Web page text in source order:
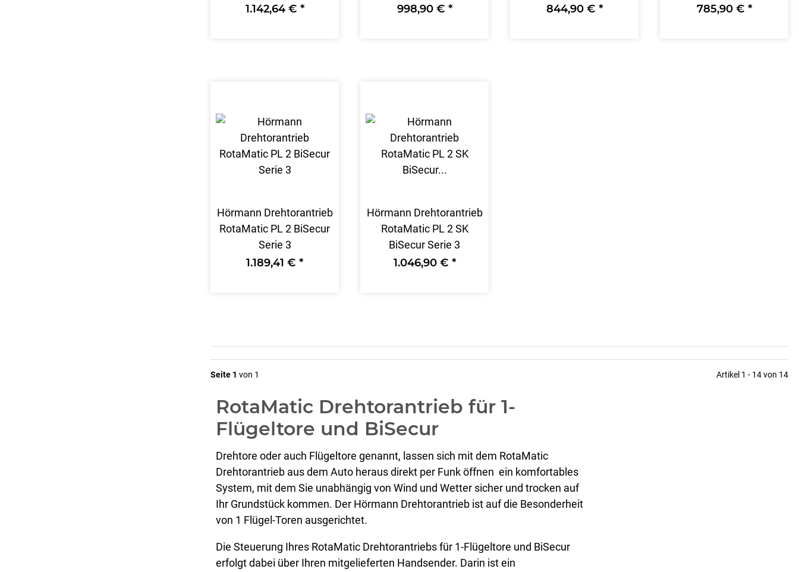
1.142,64 € * 998,90 € * 844,90 € * 785,90 € *
Hörmann Drehtorantrieb
RotaMatic PL 2 BiSecur
Serie 3
1.189,41 € *
Hörmann Drehtorantrieb
RotaMatic PL 2 SK
BiSecur Serie 3
1.046,90 € *
Seite 1 von 1 Artikel 1 - 14 von 14
RotaMatic Drehtorantrieb für 1-
Flügeltore und BiSecur
Drehtore oder auch Flügeltore genannt, lassen sich mit dem RotaMatic
Drehtorantrieb aus dem Auto heraus direkt per Funk öffnen  ein komfortables
System, mit dem Sie unabhängig von Wind und Wetter sicher und trocken auf
Ihr Grundstück kommen. Der Hörmann Drehtorantrieb ist auf die Besonderheit
von 1 Flügel-Toren ausgerichtet.
Die Steuerung Ihres RotaMatic Drehtorantriebs für 1-Flügeltore und BiSecur
erfolgt dabei über Ihren mitgelieferten Handsender. Darin ist ein